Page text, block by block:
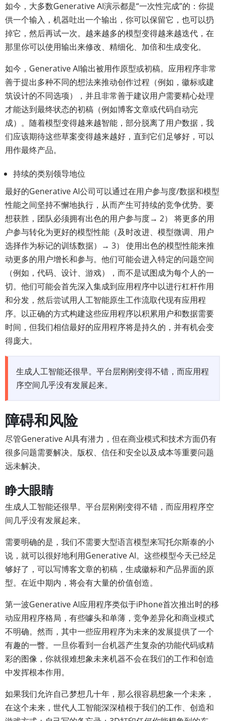
如今，大多数Generative AI演示都是“一次性完成”的：你提
供一个输入，机器吐出一个输出，你可以保留它，也可以扔
掉它，然后再试一次。越来越多的模型变得越来越迭代，在
那里你可以使用输出来修改、精细化、加倍和生成变化。
如今，Generative AI输出被用作原型或初稿。应用程序非常
善于提出多种不同的想法来推动创作过程（例如，徽标或建
筑设计的不同选项），并且非常善于建议用户需要精心处理
才能达到最终状态的初稿（例如博客文章或代码自动完
成）。随着模型变得越来越智能，部分脱离了用户数据，我
们应该期待这些草案变得越来越好，直到它们足够好，可以
用作最终产品。
持续的类别领导地位
最好的Generative AI公司可以通过在用户参与度/数据和模型
性能之间坚持不懈地执行，从而产生可持续的竞争优势。要
想获胜，团队必须拥有出色的用户参与度→ 2） 将更多的用
户参与转化为更好的模型性能（及时改进、模型微调、用户
选择作为标记的训练数据）→ 3） 使用出色的模型性能来推
动更多的用户增长和参与。他们可能会进入特定的问题空间
（例如，代码、设计、游戏），而不是试图成为每个人的一
切。他们可能会首先深入集成到应用程序中以进行杠杆作用
和分发，然后尝试用人工智能原生工作流取代现有应用程
序。以正确的方式构建这些应用程序以积累用户和数据需要
时间，但我们相信最好的应用程序将是持久的，并有机会变
得庞大。
生成人工智能还很早。平台层刚刚变得不错，而应用程
序空间几乎没有发展起来。
障碍和风险
尽管Generative AI具有潜力，但在商业模式和技术方面仍有
很多问题需要解决。版权、信任和安全以及成本等重要问题
远未解决。
睁大眼睛
生成人工智能还很早。平台层刚刚变得不错，而应用程序空
间几乎没有发展起来。
需要明确的是，我们不需要大型语言模型来写托尔斯泰的小
说，就可以很好地利用Generative AI。这些模型今天已经足
够好了，可以写博客文章的初稿，生成徽标和产品界面的原
型。在近中期内，将会有大量的价值创造。
第一波Generative AI应用程序类似于iPhone首次推出时的移
动应用程序格局，有些噱头和单薄，竞争差异化和商业模式
不明确。然而，其中一些应用程序为未来的发展提供了一个
有趣的一瞥。一旦你看到一台机器产生复杂的功能代码或精
彩的图像，你就很难想象未来机器不会在我们的工作和创造
中发挥根本作用。
如果我们允许自己梦想几十年，那么很容易想象一个未来，
在这个未来，世代人工智能深深植根于我们的工作、创造和